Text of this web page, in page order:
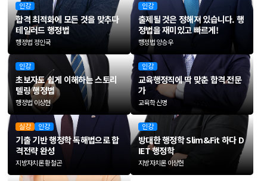
인강
합격 최적화에 모든 것을 맞추다
테일러드 행정법
행정법 정인국
인강
출제될 것은 정해져 있습니다.행
정법을 재미있고 빠르게!
행정법 양승우
인강
초보자도 쉽게 이해하는스토리
텔링 행정법
행정법 이상현
인강
교육행정직에 딱 맞춘합격 전문
가
교육학 신명
실강 인강
기출 기반행정학 독해법으로합
격전략 완성
지방자치론 황철곤
인강
방대한 행정학 Slim&Fit 하다 D
IET 행정학
지방자치론 이상헌